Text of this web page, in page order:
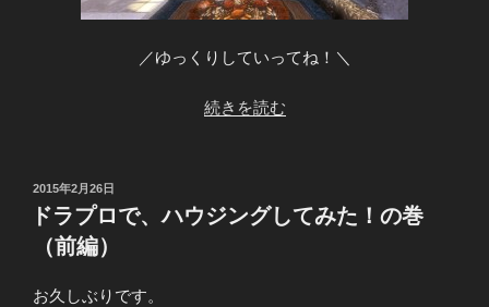
／ゆっくりしていってね！＼
“ド
で、
続きを読む
投
稿
日:
2015年2月26日
ドラプロで、ハウジングしてみた！の巻
（前編）
お久しぶりです。